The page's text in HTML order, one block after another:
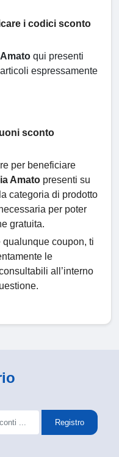
i codici sconto
qui presenti
espressamente
sconto
per beneficiare
Amato presenti su
categoria di prodotto
per poter
gratuita.
coupon, ti
le
all’interno
Registro